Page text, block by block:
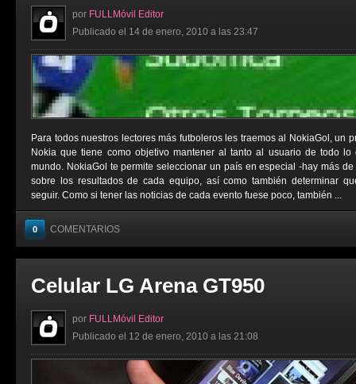
por FULLMóvil Editor
Publicado el 14 de enero, 2010 a las 23:47
Para todos nuestros lectores más futboleros les traemos al NokiaGol, un
Nokia que tiene como objetivo mantener al tanto al usuario de todo
mundo. NokiaGol te permite seleccionar un país en especial -hay más
sobre los resultados de cada equipo, así como también determinar
seguir. Como si tener las noticias de cada evento fuese poco, también ...
0 COMENTARIOS
Celular LG Arena GT950
por FULLMóvil Editor
Publicado el 12 de enero, 2010 a las 21:08